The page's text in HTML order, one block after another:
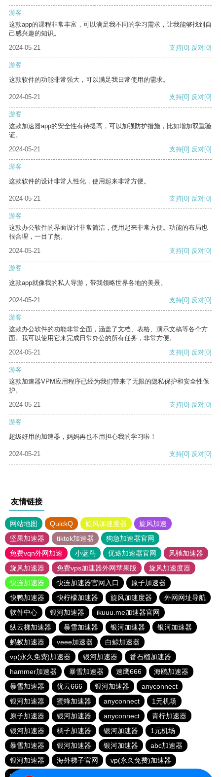
游客
这款app的课程非常丰富，可以满足我不同的学习需求，让我能够找到自
己感兴趣的知识。
2024-05-21
支持[0] 反对[0]
游客
这款软件的功能非常强大，可以满足我日常使用的需求。
2024-05-21 支持[0] 反对[0]
游客
这款加速器app的安全性有待提高，可以加强防护措施，比如增加双重验
证。
2024-05-21
支持[0] 反对[0]
游客
这款软件的设计非常人性化，使用起来非常方便。
2024-05-21 支持[0] 反对[0]
游客
这款办公软件的界面设计非常简洁，使用起来非常方便。功能的布局也
很合理，一目了然。
2024-05-21
支持[0] 反对[0]
游客
这款app就像我的私人导游，带我领略世界各地的美景。
2024-05-21 支持[0] 反对[0]
游客
这款办公软件的功能非常全面，涵盖了文档、表格、演示文稿等各个方
面。我可以使用它来完成日常办公的所有任务，非常方便。
2024-05-21
支持[0] 反对[0]
游客
这款加速器VPM应用程序已经为我们带来了无限的隐私保护和安全性保
护。
2024-05-21
支持[0] 反对[0]
游客
超级好用的加速器，妈妈再也不用担心我的学习啦！
2024-05-21 支持[0] 反对[0]
友情链接
网站地图 QuickQ 旋风加速度器
旋风加速
坚果加速器
tiktok加速器
狗急加速器官网
免费vqn外网加速
小蓝鸟 优途加速器官网
风驰加速器
旋风加速器
免费vps加速器外网苹果版
旋风加速度器
快连加速器
快连加速器官网入口
原子加速器
快鸭加速器
快柠檬加速器 旋风加速度器
外网网址导航
软件中心
银河加速器
ikuuu.me加速器官网
纵云梯加速器
暴雪加速器 银河加速器
银河加速器
蚂蚁加速器
veee加速器
白鲸加速器
vp(永久免费)加速器
银河加速器
番石榴加速器
hammer加速器
暴雪加速器 速鹰666
海鸥加速器
暴雪加速器
优云666 银河加速器
anyconnect
银河加速器
蜜蜂加速器 anyconnect
1元机场
原子加速器
银河加速器 anyconnect
青柠加速器
银河加速器
橘子加速器 银河加速器
1元机场
暴雪加速器
银河加速器 银河加速器
abc加速器
银河加速器
海外梯子官网
vp(永久免费)加速器
vp(永久免费)加速器